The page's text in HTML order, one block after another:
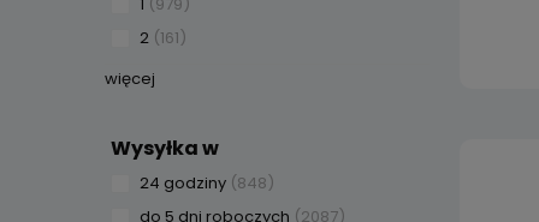
2 (161)
więcej
Wysyłka w
24 godziny (848)
do 5 dni roboczych (2087)